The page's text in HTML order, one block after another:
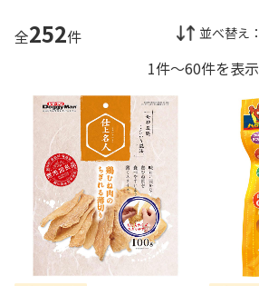
全252件 並べ替え：
1件～60件を表示